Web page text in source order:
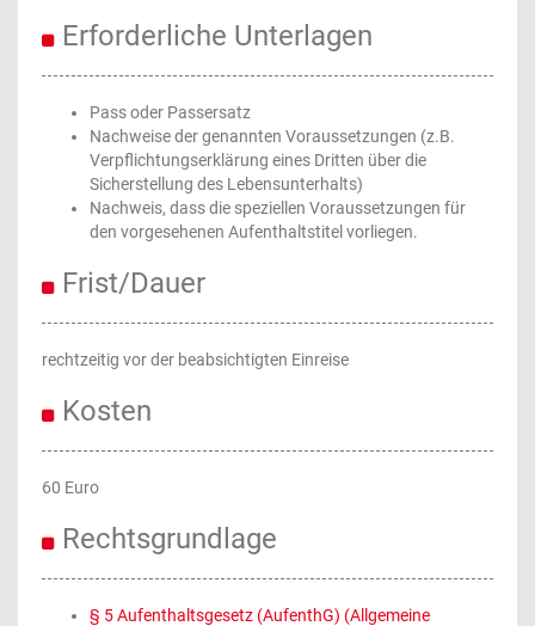
Erforderliche Unterlagen
Pass oder Passersatz
Nachweise der genannten Voraussetzungen (z.B.
Verpflichtungserklärung eines Dritten über die
Sicherstellung des Lebensunterhalts)
Nachweis, dass die speziellen Voraussetzungen für
den vorgesehenen Aufenthaltstitel vorliegen.
Frist/Dauer
rechtzeitig vor der beabsichtigten Einreise
Kosten
60 Euro
Rechtsgrundlage
§ 5 Aufenthaltsgesetz (AufenthG) (Allgemeine